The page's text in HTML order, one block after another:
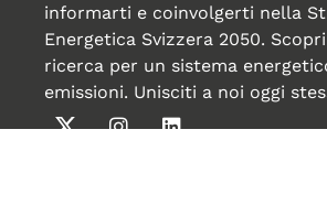
informarti e coinvolgerti nella
Energetica Svizzera 2050.
ricerca per un sistema
emissioni. Unisciti a noi oggi